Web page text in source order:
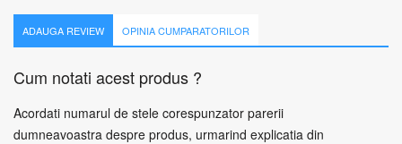
ADAUGA REVIEW OPINIA CUMPARATORILOR
Cum notati acest produs ?
Acordati numarul de stele corespunzator parerii
dumneavoastra despre produs, urmarind explicatia din